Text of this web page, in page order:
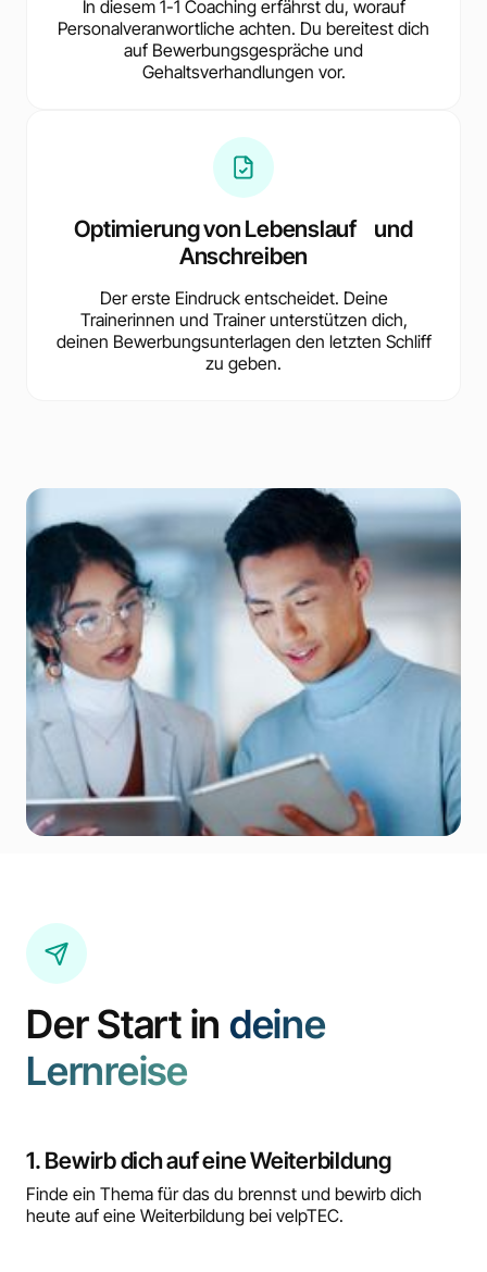
In diesem 1-1 Coaching erfährst du, worauf
Personalveranwortliche achten. Du bereitest dich
auf Bewerbungsgespräche und
Gehaltsverhandlungen vor.
Optimierung von Lebenslauf und
Anschreiben
Der erste Eindruck entscheidet. Deine
Trainerinnen und Trainer unterstützen dich,
deinen Bewerbungsunterlagen den letzten Schliff
zu geben.
Der Start in deine
Lernreise
1. Bewirb dich auf eine Weiterbildung
Finde ein Thema für das du brennst und bewirb dich
heute auf eine Weiterbildung bei velpTEC.